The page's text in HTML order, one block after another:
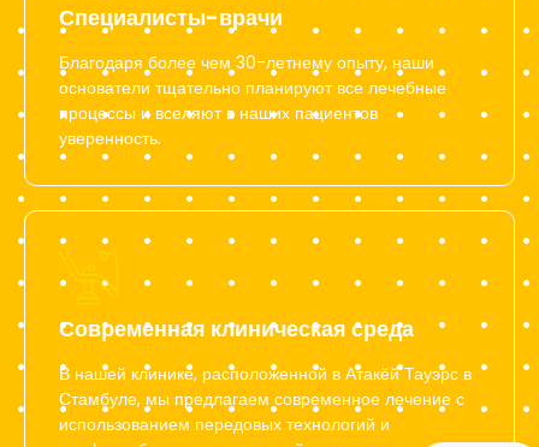
Специалисты-врачи
Благодаря более чем 30-летнему опыту, наши
основатели тщательно планируют все лечебные
процессы и вселяют в наших пациентов
уверенность.
Современная клиническая среда
В нашей клинике, расположенной в Атакёй Тауэрс в
Стамбуле, мы предлагаем современное лечение с
использованием передовых технологий и